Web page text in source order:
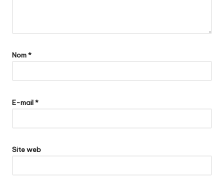
Nom*
E-mail*
Site web